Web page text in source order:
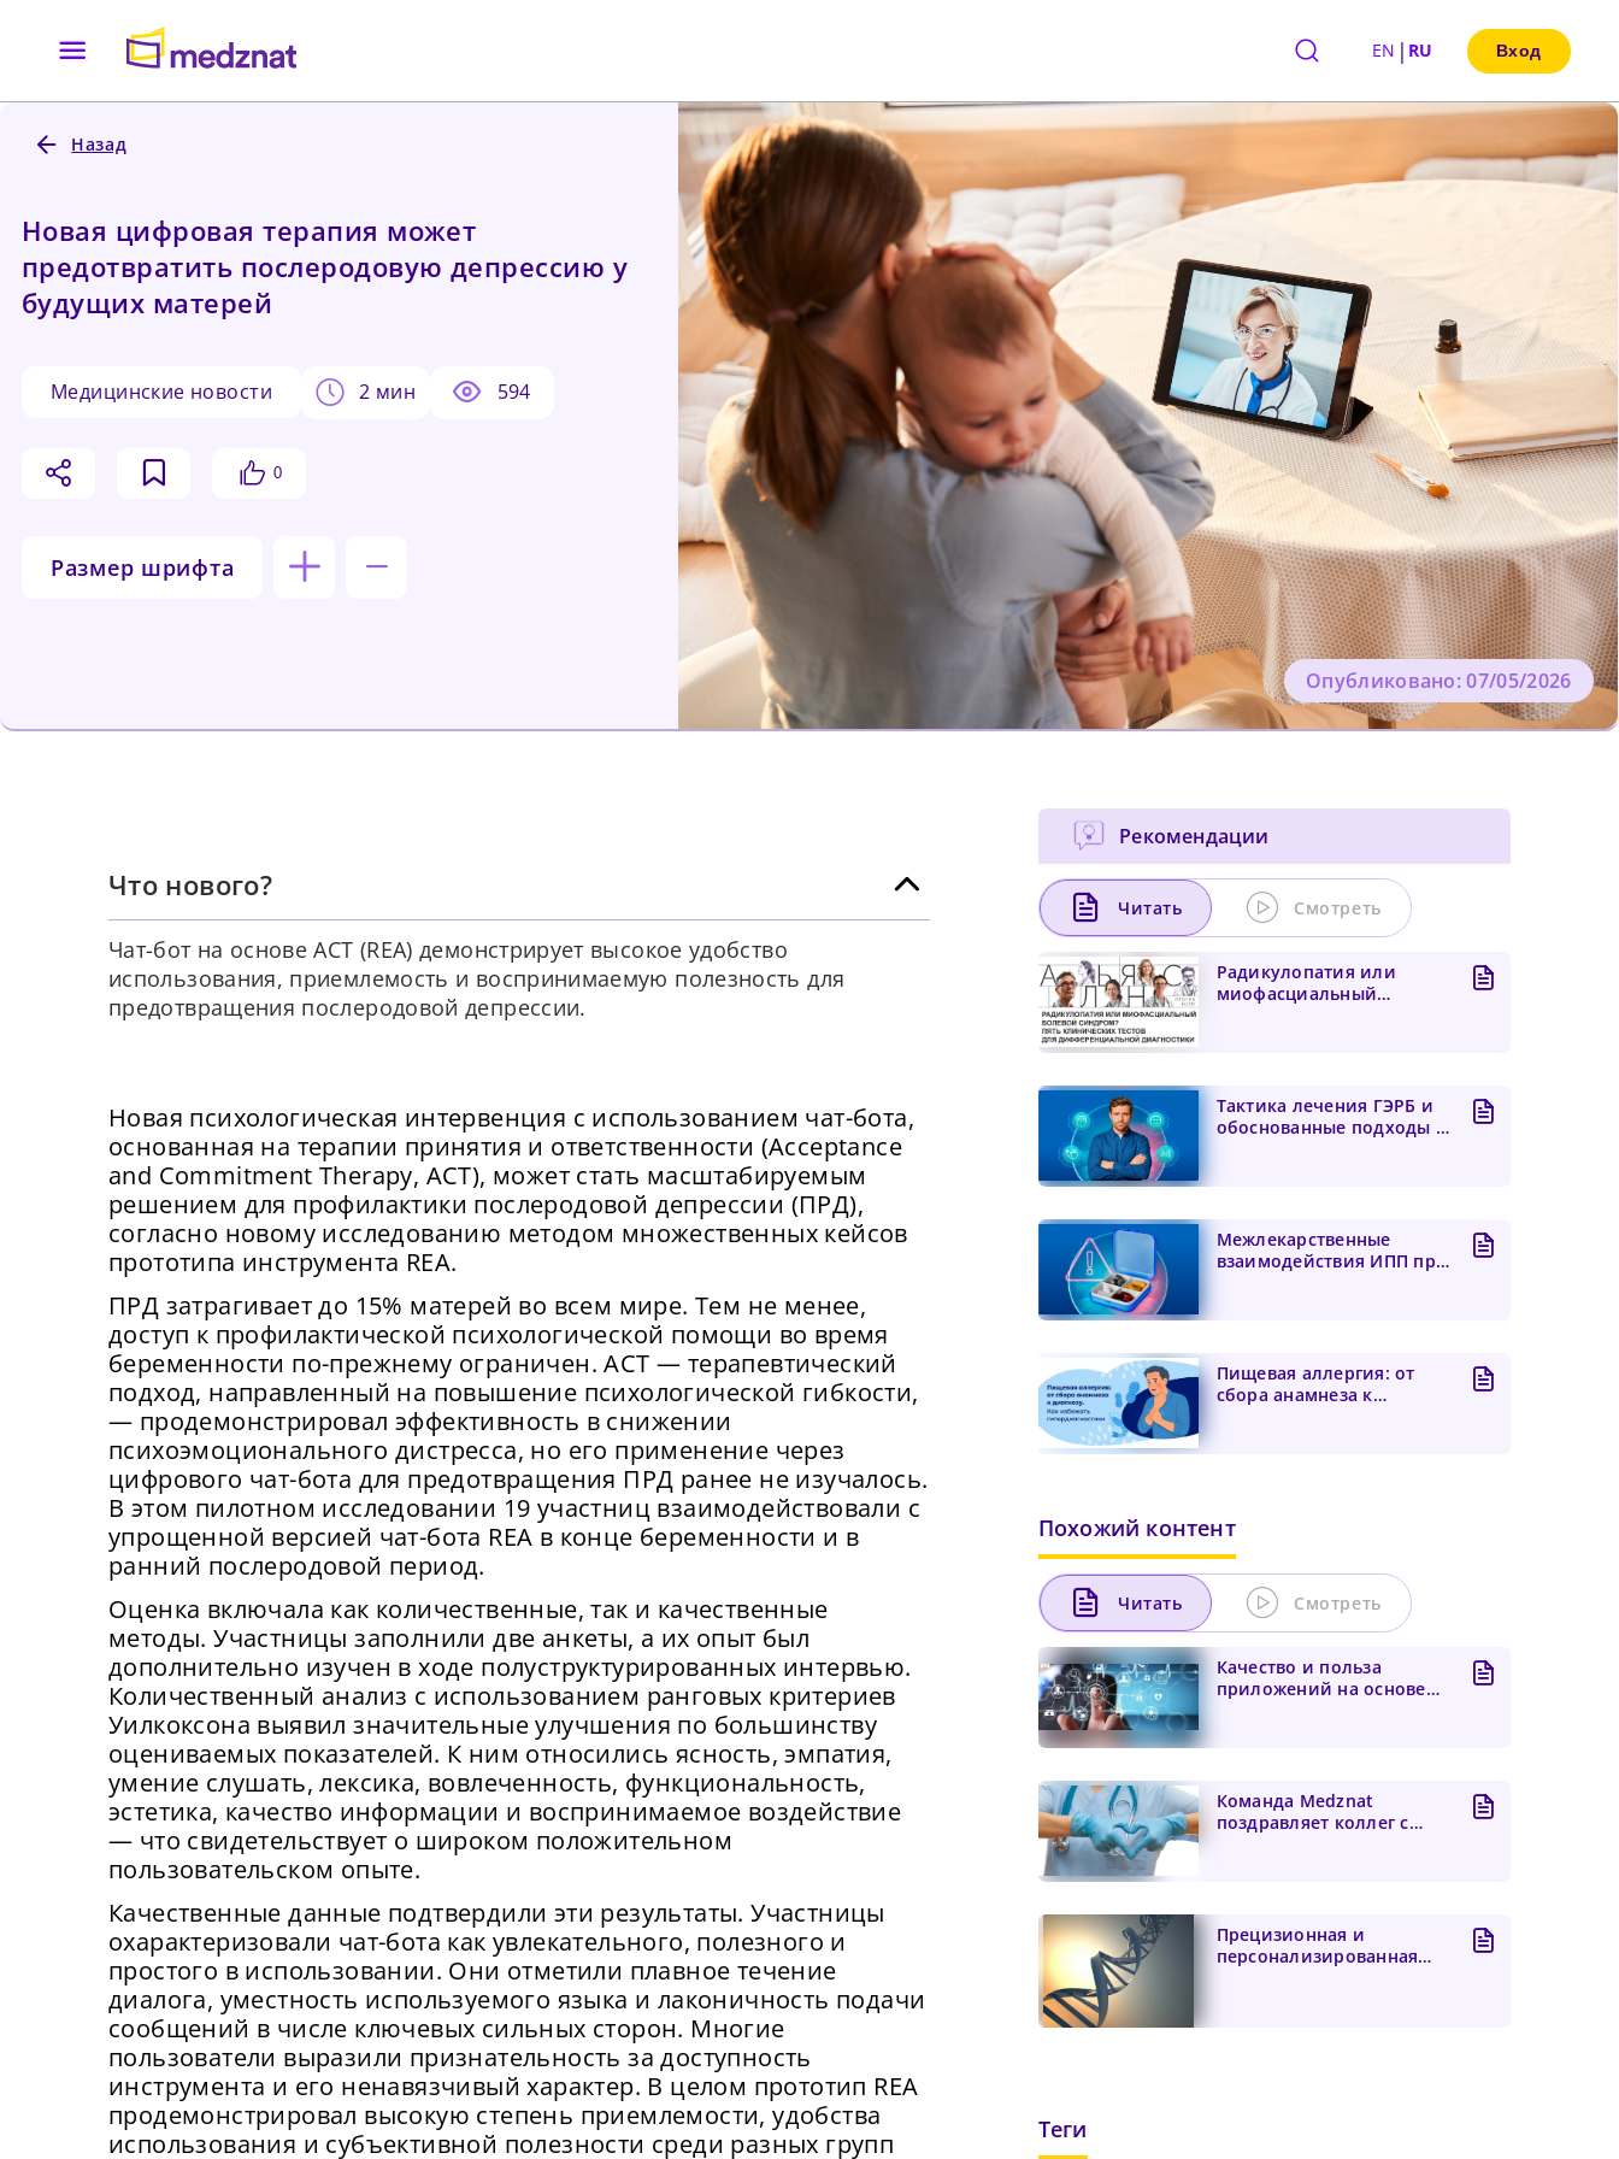
EN | RU Вход
Сменить пароль!
Нажимая на кнопку «Продолжить», а также при регистрации и
Назад
Новая цифровая терапия может
предотвратить послеродовую депрессию у
будущих матерей
медицинские новости 2 мин 594
0
Размер шрифта
Опубликовано: 07/05/2026
Что нового?
Чат-бот на основе ACT (REA) демонстрирует высокое удобство
использования, приемлемость и воспринимаемую полезность для
предотвращения послеродовой депрессии.
Новая психологическая интервенция с использованием чат-бота,
основанная на терапии принятия и ответственности (Acceptance
and Commitment Therapy, АСТ), может стать масштабируемым
решением для профилактики послеродовой депрессии (ПРД),
согласно новому исследованию методом множественных кейсов
прототипа инструмента REA.
ПРД затрагивает до 15% матерей во всем мире. Тем не менее,
доступ к профилактической психологической помощи во время
беременности по-прежнему ограничен. АСТ — терапевтический
подход, направленный на повышение психологической гибкости,
— продемонстрировал эффективность в снижении
психоэмоционального дистресса, но его применение через
цифрового чат-бота для предотвращения ПРД ранее не изучалось.
В этом пилотном исследовании 19 участниц взаимодействовали с
упрощенной версией чат-бота REA в конце беременности и в
ранний послеродовой период.
Оценка включала как количественные, так и качественные
методы. Участницы заполнили две анкеты, а их опыт был
дополнительно изучен в ходе полуструктурированных интервью.
Количественный анализ с использованием ранговых критериев
Уилкоксона выявил значительные улучшения по большинству
оцениваемых показателей. К ним относились ясность, эмпатия,
умение слушать, лексика, вовлеченность, функциональность,
эстетика, качество информации и воспринимаемое воздействие
— что свидетельствует о широком положительном
пользовательском опыте.
Качественные данные подтвердили эти результаты. Участницы
охарактеризовали чат-бота как увлекательного, полезного и
простого в использовании. Они отметили плавное течение
диалога, уместность используемого языка и лаконичность подачи
сообщений в числе ключевых сильных сторон. Многие
пользователи выразили признательность за доступность
инструмента и его ненавязчивый характер. В целом прототип REA
продемонстрировал высокую степень приемлемости, удобства
использования и субъективной полезности среди разных групп
Рекомендации
Читать Смотреть
Радикулопатия или
миофасциальный
Тактика лечения ГЭРБ и
обоснованные подходы к
Межлекарственные
взаимодействия ИПП при
Пищевая аллергия: от
сбора анамнеза к
Похожий контент
Читать Смотреть
Качество и польза
приложений на основе
Команда Medznat
поздравляет коллег с
Прецизионная и
персонализированная
Теги
Сейчас скорость вашего интернета невысокая, из-за чего